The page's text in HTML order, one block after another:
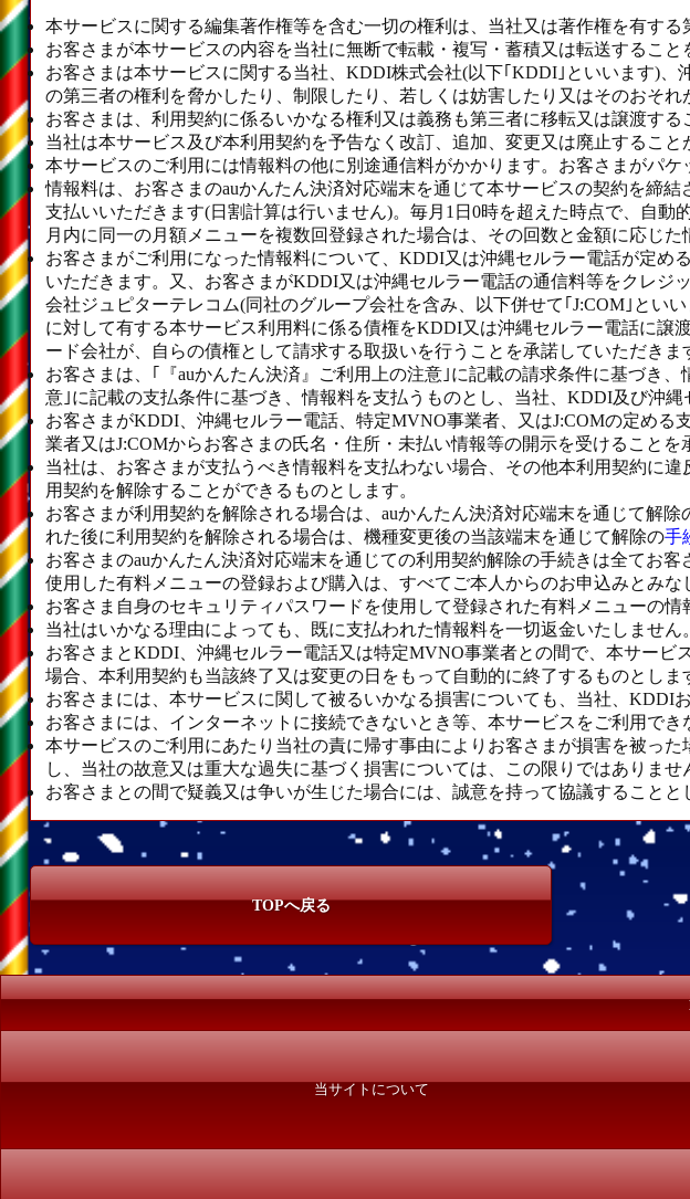
本サービスに関する編集著作権等を含む一切の権利は、当社又は著作権を有する
お客さまが本サービスの内容を当社に無断で転載・複写・蓄積又は転送すること
お客さまは本サービスに関する当社、KDDI株式会社(以下｢KDDI｣といいます)
の第三者の権利を脅かしたり、制限したり、若しくは妨害したり又はそのおそ
お客さまは、利用契約に係るいかなる権利又は義務も第三者に移転又は譲渡する
当社は本サービス及び本利用契約を予告なく改訂、追加、変更又は廃止すること
本サービスのご利用には情報料の他に別途通信料がかかります。お客さまがパ
情報料は、お客さまのauかんたん決済対応端末を通じて本サービスの契約を締
支払いいただきます(日割計算は行いません)。毎月1日0時を超えた時点で、自
月内に同一の月額メニューを複数回登録された場合は、その回数と金額に応じた
お客さまがご利用になった情報料について、KDDI又は沖縄セルラー電話が定
いただきます。又、お客さまがKDDI又は沖縄セルラー電話の通信料等をクレ
会社ジュピターテレコム(同社のグループ会社を含み、以下併せて｢J:COM｣とい
に対して有する本サービス利用料に係る債権をKDDI又は沖縄セルラー電話に
ード会社が、自らの債権として請求する取扱いを行うことを承諾していただきま
お客さまは、｢『auかんたん決済』ご利用上の注意｣に記載の請求条件に基づき
意｣に記載の支払条件に基づき、情報料を支払うものとし、当社、KDDI及び沖
お客さまがKDDI、沖縄セルラー電話、特定MVNO事業者、又はJ:COMの定め
業者又はJ:COMからお客さまの氏名・住所・未払い情報等の開示を受けることを
当社は、お客さまが支払うべき情報料を支払わない場合、その他本利用契約に
用契約を解除することができるものとします。
お客さまが利用契約を解除される場合は、auかんたん決済対応端末を通じて解
れた後に利用契約を解除される場合は、機種変更後の当該端末を通じて解除の手
お客さまのauかんたん決済対応端末を通じての利用契約解除の手続きは全てお
使用した有料メニューの登録および購入は、すべてご本人からのお申込みとみ
お客さま自身のセキュリティパスワードを使用して登録された有料メニューの
当社はいかなる理由によっても、既に支払われた情報料を一切返金いたしません。
お客さまとKDDI、沖縄セルラー電話又は特定MVNO事業者との間で、本サー
場合、本利用契約も当該終了又は変更の日をもって自動的に終了するものとしま
お客さまには、本サービスに関して被るいかなる損害についても、当社、KDDI
お客さまには、インターネットに接続できないとき等、本サービスをご利用で
本サービスのご利用にあたり当社の責に帰す事由によりお客さまが損害を被っ
し、当社の故意又は重大な過失に基づく損害については、この限りではありませ
お客さまとの間で疑義又は争いが生じた場合には、誠意を持って協議すること
TOPへ戻る
当サイトについて